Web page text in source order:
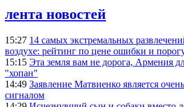
лента новостей
15:27 14 самых экстремальных
воздухе: рейтинг по цене ошибки и
15:15 Эта земля вам не дорога, Армения
"хопан"
14:49 Заявление Матвиенко является
сигналом